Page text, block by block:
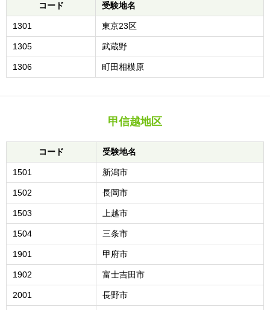
コード 受験地名
1301 東京23区
1305 武蔵野
1306 町田相模原
甲信越地区
コード 受験地名
1501 新潟市
1502 長岡市
1503 上越市
1504 三条市
1901 甲府市
1902 富士吉田市
2001 長野市